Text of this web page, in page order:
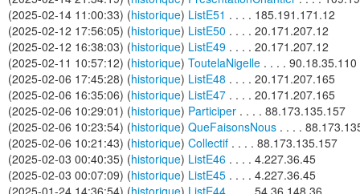
(2025-02-14 11:00:33) (historique) ListE51 . . . . 185.191.171.12
(2025-02-12 17:56:05) (historique) ListE50 . . . . 20.171.207.12
(2025-02-12 16:38:03) (historique) ListE49 . . . . 20.171.207.12
(2025-02-11 10:57:12) (historique) ToutelaNigelle . . . . 90.18.35.110
(2025-02-06 17:45:28) (historique) ListE48 . . . . 20.171.207.165
(2025-02-06 16:35:06) (historique) ListE47 . . . . 20.171.207.165
(2025-02-06 10:29:01) (historique) Participer . . . . 88.173.135.157
(2025-02-06 10:23:54) (historique) QueFaisonsNous . . . .
(2025-02-06 10:21:43) (historique) Collectif . . . . 88.173.135.157
(2025-02-03 00:40:35) (historique) ListE46 . . . . 4.227.36.45
(2025-02-03 00:07:09) (historique) ListE45 . . . . 4.227.36.45
(2025-01-24 14:36:54) (historique) ListE44 . . . . 54.36.148.36